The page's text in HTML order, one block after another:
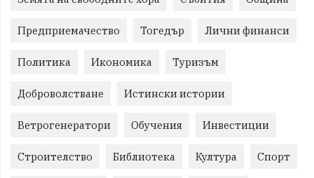
Предприемачество Тогедър Лични финанси
Политика Икономика Туризъм
Доброволстване Истински истории
Ветрогенератори Обучения Инвестиции
Строителство Библиотека Култура Спорт